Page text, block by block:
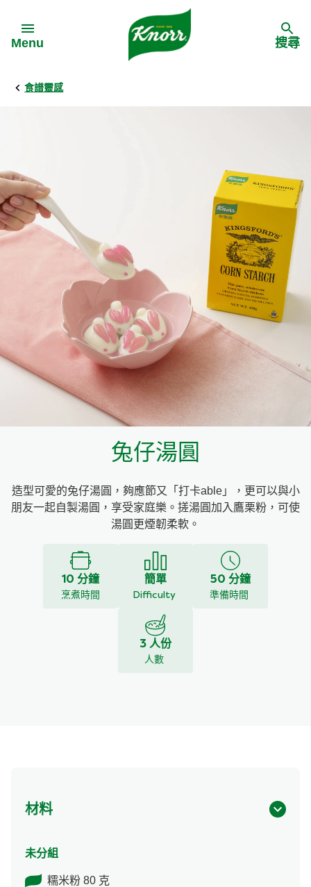
Menu
Back
料理食材
料理方式
料理種類
Back
家樂牌純鮮雞粉
家樂牌雞粉
家樂牌鮮菇粉
家樂牌濃湯寶
家樂牌雞汁
家樂牌快熟通心粉
家樂牌雞湯粒
Back
背景
甚麼是愛環境食材
愛環境食材名單
愛環境食材食譜
愛環境食材篩選條件
搜尋
食譜靈感
兔仔湯圓
造型可愛的兔仔湯圓，夠應節又「打卡able」，更可以與小
朋友一起自製湯圓，享受家庭樂。搓湯圓加入鷹栗粉，可使
湯圓更煙韌柔軟。
10 分鐘
烹煮時間
簡單
Difficulty
50 分鐘
準備時間
3 人份
人數
材料
未分組
糯米粉 80 克